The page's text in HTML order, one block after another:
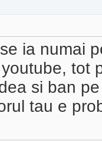
ia numai
tot
si ban
tau e